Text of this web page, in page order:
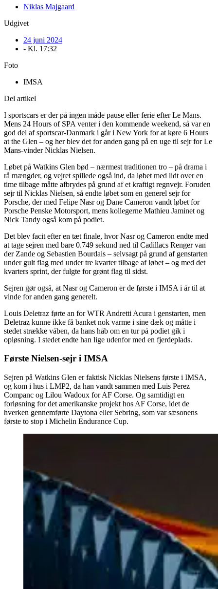
Niklas Majgaard
Udgivet
24 juni 2024
- Kl. 17:32
Foto
IMSA
Del artikel
I sportscars er der på ingen måde pause eller ferie efter Le Mans.
Mens 24 Hours of SPA venter i den kommende weekend, så var en
god del af sportscar-Danmark i går i New York for at køre 6 Hours
at the Glen – og her blev det for anden gang på en uge til sejr for Le
Mans-vinder Nicklas Nielsen.
Løbet på Watkins Glen bød – nærmest traditionen tro – på drama i
rå mængder, og vejret spillede også ind, da løbet med lidt over en
time tilbage måtte afbrydes på grund af et kraftigt regnvejr. Foruden
sejr til Nicklas Nielsen, så endte løbet som en generel sejr for
Porsche, der med Felipe Nasr og Dane Cameron vandt løbet for
Porsche Penske Motorsport, mens kollegerne Mathieu Jaminet og
Nick Tandy også kom på podiet.
Det blev facit efter en tæt finale, hvor Nasr og Cameron endte med
at tage sejren med bare 0.749 sekund ned til Cadillacs Renger van
der Zande og Sebastien Bourdais – selvsagt på grund af genstarten
under gult flag med under tre kvarter tilbage af løbet – og med det
kvarters sprint, der fulgte for grønt flag til sidst.
Sejren gør også, at Nasr og Cameron er de første i IMSA i år til at
vinde for anden gang generelt.
Louis Deletraz førte an for WTR Andretti Acura i genstarten, men
Deletraz kunne ikke få banket nok varme i sine dæk og måtte i
stedet strække våben, da hans håb om en tur på podiet gik i
opløsning. I stedet endte han lige udenfor med en fjerdeplads.
Første Nielsen-sejr i IMSA
Sejren på Watkins Glen er faktisk Nicklas Nielsens første i IMSA,
og kom i hus i LMP2, da han vandt sammen med Luis Perez
Companc og Lilou Wadoux for AF Corse. Og samtidigt en
forløsning for det amerikanske projekt hos AF Corse, idet de
hverken gennemførte Daytona eller Sebring, som var sæsonens
første to stop i Michelin Endurance Cup.